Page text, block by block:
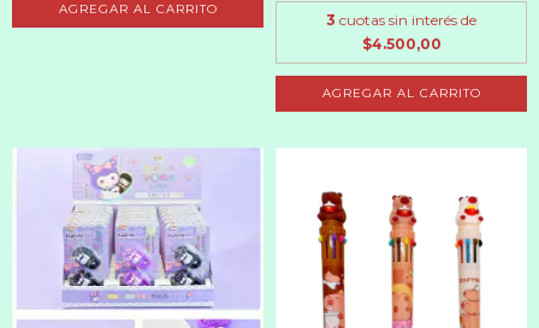
AGREGAR AL CARRITO
3 cuotas sin interés de
$4.500,00